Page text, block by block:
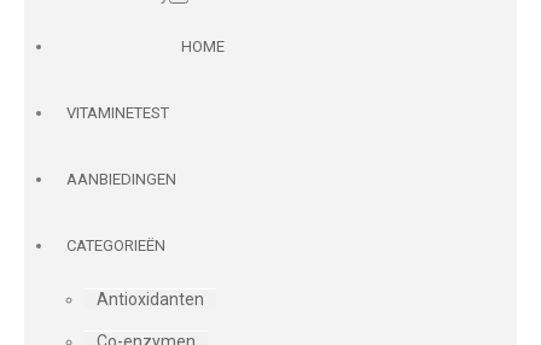
HOME
VITAMINETEST
AANBIEDINGEN
CATEGORIEËN
Antioxidanten